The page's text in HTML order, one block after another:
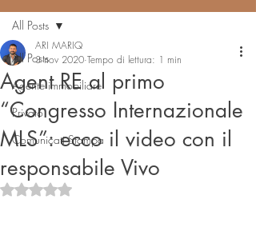
All Posts
Agente immobiliare
Privato
Comunicati Stampa
All Posts
Agent RE al primo
“Congresso Internazionale
MLS”: ecco il video con il
responsabile Vivo
ARI MARIQ
3 nov 2020 Tempo di lettura: 1 min
Valutazione NaN stelle su 5.